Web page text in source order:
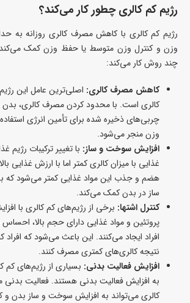
رژیم کم کالری چطور کار می‌کند؟
رژیم کم کالری با کاهش مصرف کالری روزانه به
وزن و کنترل وزن متوسط یا حفظ وزن کمک
چند روش کار می‌کند:
کاهش مصرف کالری: اصلی‌ترین عامل این
کالری است. با محدود کردن مصرف کالری، بدن
چربی‌های ذخیره شده برای تأمین انرژی
وزن منجر می‌شود.
افزایش سوخت و ساز: با تغییر ترکیبات رژیم
غذایی با میزان کالری کمتر اما با ارزش غذایی
هضم و جذب این مواد غذایی کمتر می‌شود که
ساز در بدن کمک می‌کند.
کنترل اشتها: برخی از رژیم‌های کم کالری با
پروتئین و مواد غذایی دارای حجم بالا،
افراد ایجاد می‌کنند. این باعث می‌شود که افراد
نتیجه کالری‌های کمتری مصرف کنند.
افزایش فعالیت بدنی: بسیاری از رژیم‌های کم
به افزایش فعالیت بدنی هستند. فعالیت بدنی
کالری می‌تواند به افزایش سوخت و ساز بدن